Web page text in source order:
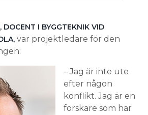
DOCENT I BYGGTEKNIK VID
var projektledare för den
– Jag är inte ute
efter någon
konflikt. Jag är en
forskare som har